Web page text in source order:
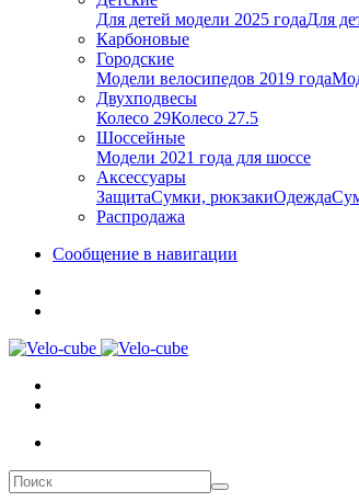
Для детей модели 2025 годаДля
Карбоновые
Городские
Модели велосипедов 2019 года
Двухподвесы
Колесо 29Колесо 27.5
Шоссейные
Модели 2021 года для шоссе
Аксессуары
ЗащитаСумки, рюкзакиОдежда
Распродажа
Сообщение в навигации